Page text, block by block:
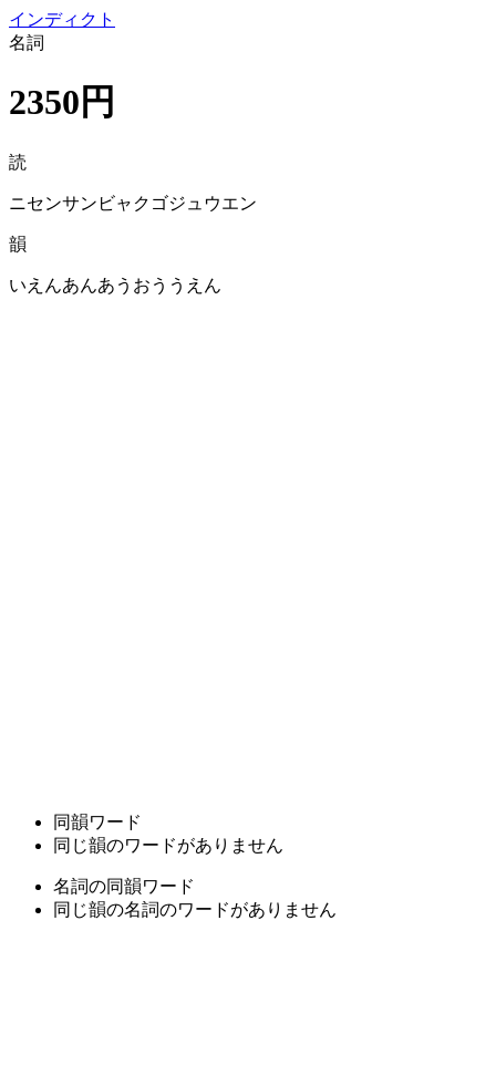
インディクト
名詞
2350円
読
ニセンサンビャクゴジュウエン
韻
いえんあんあうおううえん
同韻ワード
同じ韻のワードがありません
名詞の同韻ワード
同じ韻の名詞のワードがありません